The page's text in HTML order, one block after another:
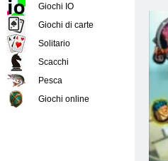
Giochi IO
Giochi di carte
Solitario
Scacchi
Pesca
Giochi online